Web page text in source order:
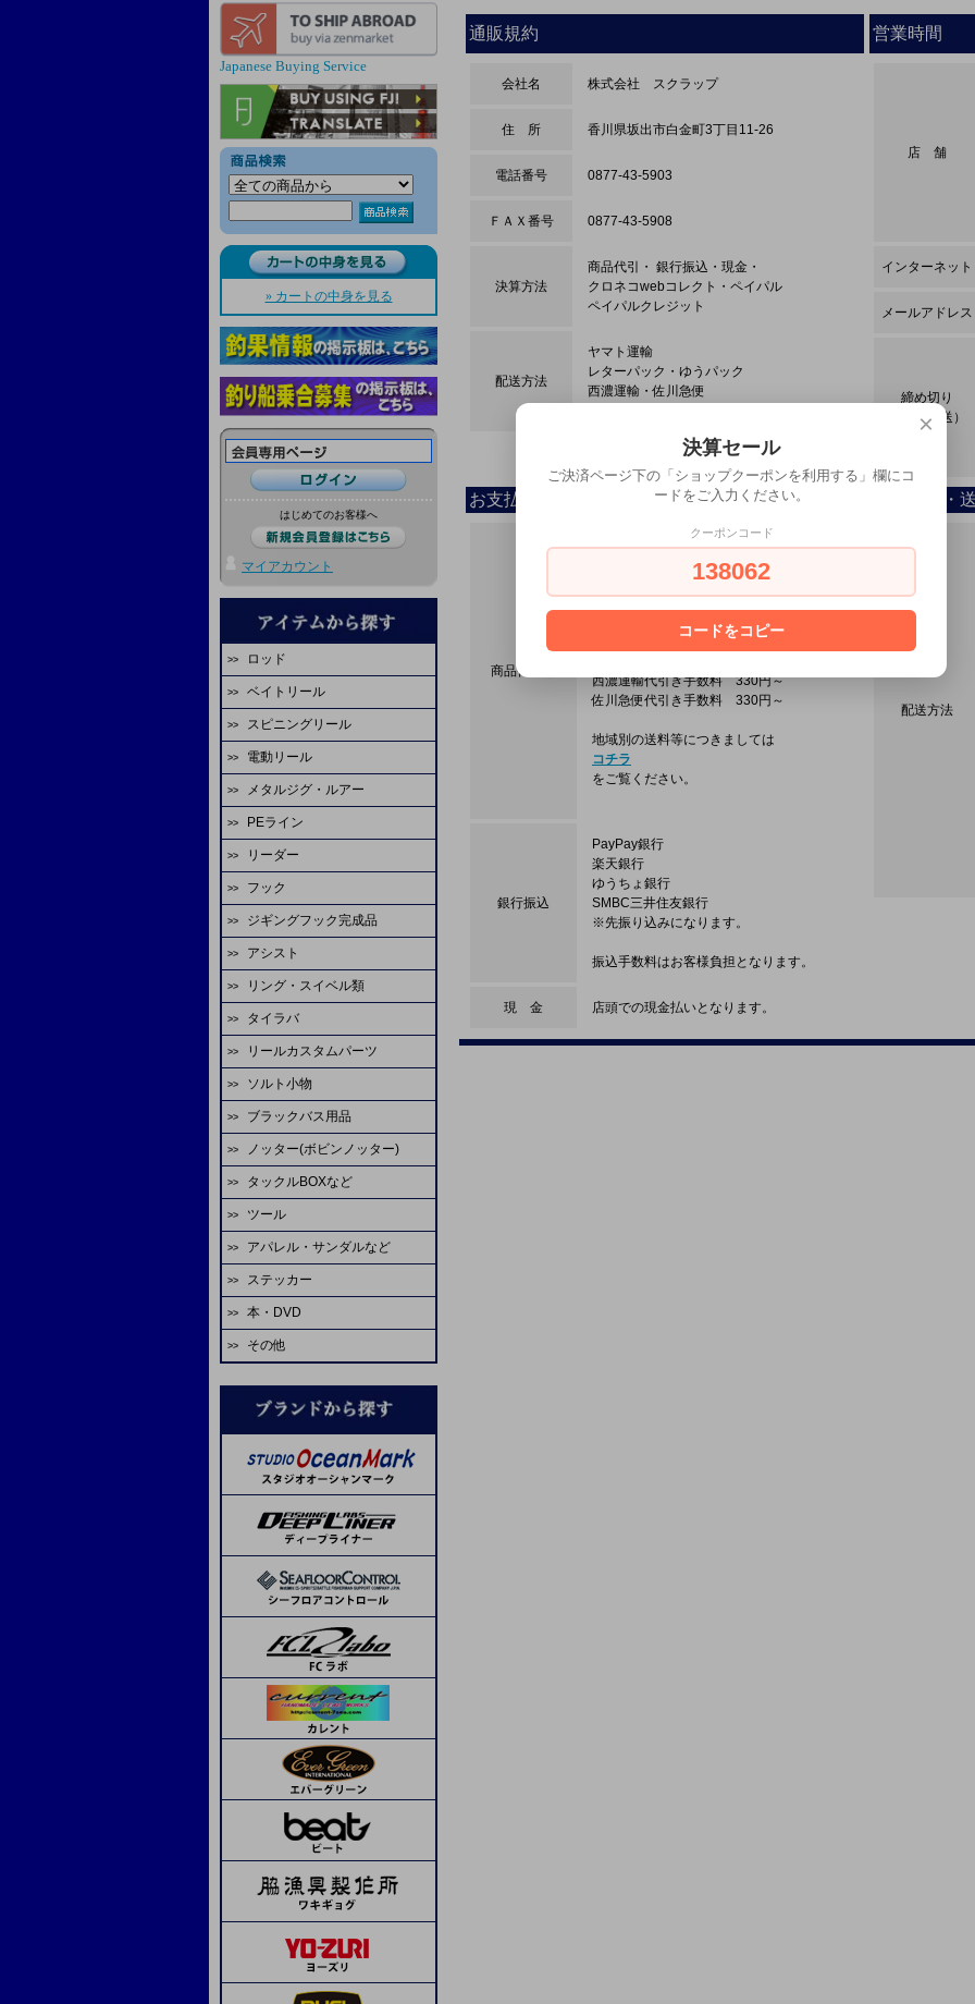
Japanese Buying Service
» カートの中身を見る
はじめてのお客様へ
マイアカウント
ロッド
エバーグリーン
ディープライナー
ビート
オーシャンフリーク
ジャッカル
ピュアテック
天龍
ヤマガブランクス
シマノ
がまかつ
ゼスタ
ゼニス
テイルウォーク
アブガルシア
エイテック
バレーヒル
ゴールデンミーン
パームス
ジャンキーワークス
ダイワ
剛樹
リップル
APIA
メジャークラフト
オリムピック
レスターファイン
タカ産業
メガバス
下田漁具
ベーシックギア
オリムピック
ブルーニングハーツ
クレイジーオーシャン
ASS
ベイトリール
ダイワ
シマノ
エバーグリーン
スタジオオーシャンマーク
マーフィックス
アリゲーター技研
ディープライナー
オクマ
アブガルシア
テイルウォーク
アルファタックス
グローブライド
エイテック
オーシャンフリークス
マクセル
ミヒロ精機
アベットリール
レスターファイン
オプション
スピニングリール
ダイワ
シマノ
アピア
アブガルシア
エイテック
テイルウォーク
電動リール
ダイワ
シマノ
ミヤエポック
tail walk
備品
メタルジグ・ルアー
ディープライナー
シーフロアコントロール
FCラボ
カレント
K-craft
山ジグ
ビート
CB ONE
uroco
REALS
EDUCE
枝豆じぐ
Lots Of Art
ブルーブルー
脇漁具
ヨーヅリ
デュエル
ランブルベイト
ピエールジグ
ジャッカル
K-FLAT
海遊少年
ima
クレイジーオーシャン
ダミキジャパン
ゼスタ
ソルトウォーターボーイズ
ASSジグ
PEライン
ファイヤーライン
シマノ
デプスハンター
サンライン
YGKよつあみ
ゴーセン
ダイワ
A-TEC
モーリス
メジャークラフト
ヤマトヨ
バリバス
ラインコート類
リーダー
YGKよつあみ
シーガー
サンライン
がまかつ
バレーヒル
ASS
オーナー
プロセレ
VARIVAS
ゴーセン
ネイチャーボーイズ
下田漁具
フック
シーフロアコントロール
ASS
ダイワ
シャウト
odz
カツイチ
ヴァンフック
ゴーへ
がまかつ
オーナー
スティンガー
コアマン
ネイヤーボーイズ
SFC
beat
ティクト
ハヤブサ
オーシャンフリーク
タコ用針
ミヤマエ
フィネス
下田漁具
CB ONE
MCワークス
ジャッカル
スタジオオーシャンマーク
ジギングフック完成品
スクラップオリジナル
シーフロアコントロール
ASS
デコイ
オーナー
シャウト
ヤマイ
クレイジーオーシャン
ジャスティス
剣屋
がまかつ
シマノ
ヴァンフック
ゼスタ
SOM
ステキ針
ネイチャーボーイズ
アシスト工房
CB ONE
ハヤブサ
beat
オーシャンフリーク
フィネス
リブレ
コモジグ
タカ産業
ゴーへ
アシスト
ASS
オーナー
シャウト
ゴーセン
大洋
ヤマトヨ
がまかつ
YGKよつあみ
ダイワ
ヤマイ
フィッシングファイターズ
糸・チューブ
ヴァンフック
UOSO
デコイ
サンライン
リング・スイベル類
シーフロアコントロール
HOT'S
odz
がまかつ
WaterLand
ゼスタ
スタジオオーシャンマーク
ヤリエ
オーナー
ASS
B.Rig's
エヌティスイベル
フィッシングファイターズ
ボーズレス
ボウズ
デコイ
タカ産業
CB ONE
Boggy
下田漁具
エバーグリーン
ミヤマエ
ヤマシタ
セイカイコレクション
ヴァンフック
タイラバ
ハヤブサ
ジャッカル
ダイワ
シマノ
SEAFLOORCONTROL
がまかつ
ライズジャパン
ソルトウォーターボーイズ
reins（スペアパーツ）
ラバーパーツ
スペアフック
リールカスタムパーツ
スタジオオーシャンマーク
エバーグリーン
LIVRE
ソルトウォーターボーイズ
シマノ
マーフィックスパーツ
SPI ミゾハン
オーシャンフリークス
コーモラン
ティクト
ABU
コーモラン
トライアル
シーフロアコントロール
Avail
ディープライナー
ソウルズ
ドロップカスタム
エイテック
グリス・オイル
ソルト小物
タコベイト
ジグヘッド
ソルトワーム
サビキ
IKA
蛸
ブラックバス用品
淡水ロッド
淡水リール
バスルアー・ワーム
バス用フック
バス用ライン
ノッター(ボビンノッター)
タックルBOXなど
ツール
アパレル・サンダルなど
ステッカー
本・DVD
その他
通販規約 営業時間
会社名 株式会社 スクラップ
住 所 香川県坂出市白金町3丁目11-26
電話番号 0877-43-5903
ＦＡＸ番号 0877-43-5908
決算方法
商品代引・ 銀行振込・現金・
クロネコwebコレクト・ペイパル
ペイパルクレジット
配送方法
ヤマト運輸
レターパック・ゆうパック
西濃運輸・佐川急便
店 舗
インターネット
メールアドレス
締め切り
（当日発送）
お支払い方法について 配送方法・
商品代引き
振込みの手間もなくオススメです。
配達時に配達員に合計金額をお支払い
ますのでご注意ください。
西濃運輸代引き手数料 330円～
佐川急便代引き手数料 330円～
地域別の送料等につきましては
コチラ
をご覧ください。
銀行振込
PayPay銀行
楽天銀行
ゆうちょ銀行
SMBC三井住友銀行
※先振り込みになります。
振込手数料はお客様負担となります。
現 金 店頭での現金払いとなります。
配送方法
×
決算セール
ご決済ページ下の「ショップクーポンを利用する」欄にコ
ードをご入力ください。
クーポンコード
138062
コードをコピー